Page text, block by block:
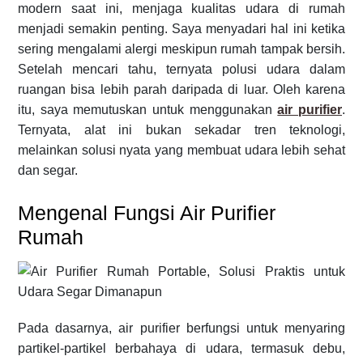
modern saat ini, menjaga kualitas udara di rumah
menjadi semakin penting. Saya menyadari hal ini ketika
sering mengalami alergi meskipun rumah tampak bersih.
Setelah mencari tahu, ternyata polusi udara dalam
ruangan bisa lebih parah daripada di luar. Oleh karena
itu, saya memutuskan untuk menggunakanair purifier.
Ternyata, alat ini bukan sekadar tren teknologi,
melainkan solusi nyata yang membuat udara lebih sehat
dan segar.
Mengenal Fungsi Air Purifier
Rumah
Pada dasarnya, air purifier berfungsi untuk menyaring
partikel-partikel berbahaya di udara, termasuk debu,